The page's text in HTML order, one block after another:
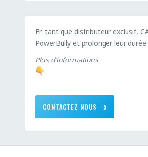
En tant que distributeur exclusif,
PowerBully et prolonger leur
Plus d’informations
CONTACTEZ NOUS